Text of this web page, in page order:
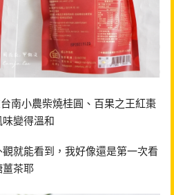
南小農柴燒桂圓、百果之王紅棗
變得溫和
就能看到，我好像還是第一次看
薑茶耶